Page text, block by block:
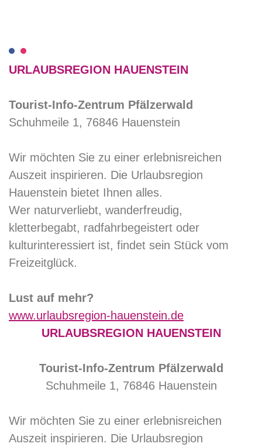
URLAUBSREGION HAUENSTEIN
Tourist-Info-Zentrum Pfälzerwald
Schuhmeile 1, 76846 Hauenstein
Wir möchten Sie zu einer erlebnisreichen
Auszeit inspirieren. Die Urlaubsregion
Hauenstein bietet Ihnen alles.
Wer naturverliebt, wanderfreudig,
kletterbegabt, radfahrbegeistert oder
kulturinteressiert ist, findet sein Stück vom
Freizeitglück.
Lust auf mehr?
www.urlaubsregion-hauenstein.de
URLAUBSREGION HAUENSTEIN
Tourist-Info-Zentrum Pfälzerwald
Schuhmeile 1, 76846 Hauenstein
Wir möchten Sie zu einer erlebnisreichen
Auszeit inspirieren. Die Urlaubsregion